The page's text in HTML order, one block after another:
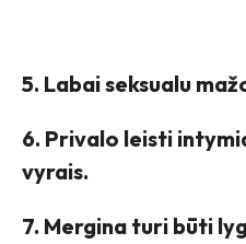
5. Labai seksualu
6. Privalo leisti
vyrais.
7. Mergina turi būti